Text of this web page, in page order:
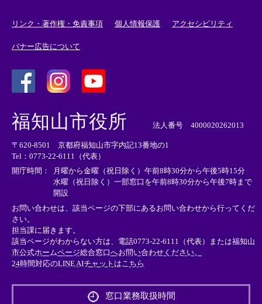
リンク・著作権・免責事項 個人情報保護 アクセシビリティ
バナー広告について
外
部
リ
ン
ク
＞
外
リ
ン
ク
＞
外
部
ン
ク
＞
福知山市役所 法人番号 4000020262013
〒620-8501 京都府福知山市字内記13番地の1
Tel：0773-22-6111（代表）
開庁時間：
月曜から金曜（祝日除く）午前8時30分から午後5時15分
水曜（祝日除く）一部窓口を午前8時30分から午後7時まで
開設
お問い合わせは、該当ページの下部にあるお問い合わせから行ってくだ
さい。
担当課に届きます。
該当ページがわからない方は、電話0773-22-6111（代表）または福知山
市公式ホームページ総合窓口へお問い合わせください。
24時間対応のLINE AIチャットはこちら
外
窓口業務取扱時間